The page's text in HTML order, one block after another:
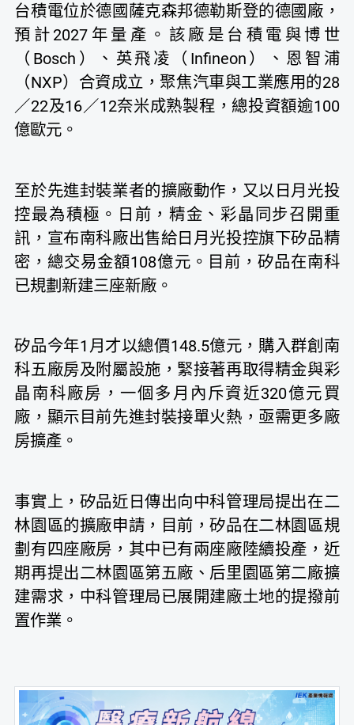
台積電位於德國薩克森邦德勒斯登的德國廠，
預計2027年量產。該廠是台積電與博世
（Bosch）、英飛凌（Infineon）、恩智浦
（NXP）合資成立，聚焦汽車與工業應用的28
／22及16／12奈米成熟製程，總投資額逾100
億歐元。
至於先進封裝業者的擴廠動作，又以日月光投
控最為積極。日前，精金、彩晶同步召開重
訊，宣布南科廠出售給日月光投控旗下矽品精
密，總交易金額108億元。目前，矽品在南科
已規劃新建三座新廠。
矽品今年1月才以總價148.5億元，購入群創南
科五廠房及附屬設施，緊接著再取得精金與彩
晶南科廠房，一個多月內斥資近320億元買
廠，顯示目前先進封裝接單火熱，亟需更多廠
房擴產。
事實上，矽品近日傳出向中科管理局提出在二
林園區的擴廠申請，目前，矽品在二林園區規
劃有四座廠房，其中已有兩座廠陸續投產，近
期再提出二林園區第五廠、后里園區第二廠擴
建需求，中科管理局已展開建廠土地的提撥前
置作業。